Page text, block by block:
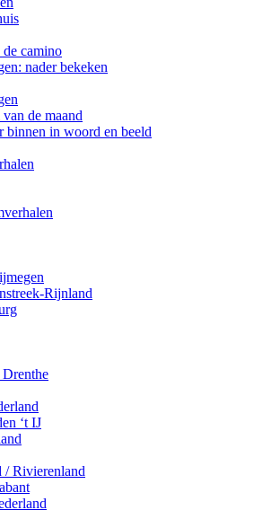
camino
nader bekeken
de maand
binnen in woord en beeld
Rijnland
‘t IJ
/ Rivierenland